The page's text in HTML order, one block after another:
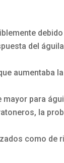
del
aumentaba
para
la
como de